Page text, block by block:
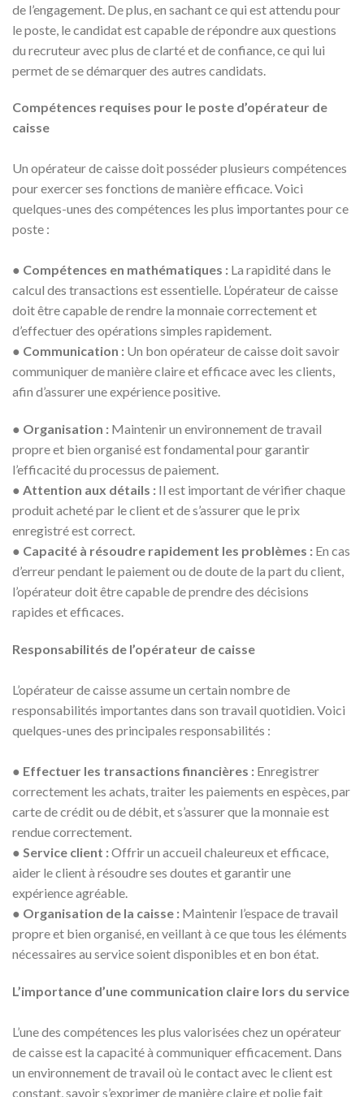
de l’engagement. De plus, en sachant ce qui est attendu pour
le poste, le candidat est capable de répondre aux questions
du recruteur avec plus de clarté et de confiance, ce qui lui
permet de se démarquer des autres candidats.
Compétences requises pour le poste d’opérateur de
caisse
Un opérateur de caisse doit posséder plusieurs compétences
pour exercer ses fonctions de manière efficace. Voici
quelques-unes des compétences les plus importantes pour ce
poste :
● Compétences en mathématiques : La rapidité dans le
calcul des transactions est essentielle. L’opérateur de caisse
doit être capable de rendre la monnaie correctement et
d’effectuer des opérations simples rapidement.
● Communication : Un bon opérateur de caisse doit savoir
communiquer de manière claire et efficace avec les clients,
afin d’assurer une expérience positive.
● Organisation : Maintenir un environnement de travail
propre et bien organisé est fondamental pour garantir
l’efficacité du processus de paiement.
● Attention aux détails : Il est important de vérifier chaque
produit acheté par le client et de s’assurer que le prix
enregistré est correct.
● Capacité à résoudre rapidement les problèmes : En cas
d’erreur pendant le paiement ou de doute de la part du client,
l’opérateur doit être capable de prendre des décisions
rapides et efficaces.
Responsabilités de l’opérateur de caisse
L’opérateur de caisse assume un certain nombre de
responsabilités importantes dans son travail quotidien. Voici
quelques-unes des principales responsabilités :
● Effectuer les transactions financières : Enregistrer
correctement les achats, traiter les paiements en espèces, par
carte de crédit ou de débit, et s’assurer que la monnaie est
rendue correctement.
● Service client :Offrir un accueil chaleureux et efficace,
aider le client à résoudre ses doutes et garantir une
expérience agréable.
● Organisation de la caisse : Maintenir l’espace de travail
propre et bien organisé, en veillant à ce que tous les éléments
nécessaires au service soient disponibles et en bon état.
L’importance d’une communication claire lors du service
L’une des compétences les plus valorisées chez un opérateur
de caisse est la capacité à communiquer efficacement. Dans
un environnement de travail où le contact avec le client est
constant, savoir s’exprimer de manière claire et polie fait